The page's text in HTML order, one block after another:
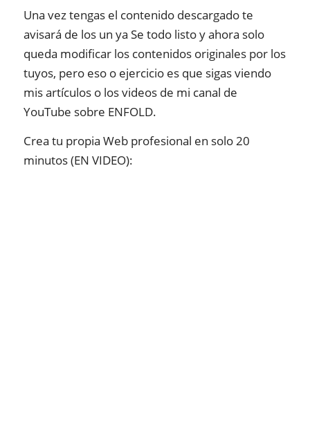
Una vez tengas el contenido descargado te
avisará de los un ya Se todo listo y ahora solo
queda modificar los contenidos originales por los
tuyos, pero eso o ejercicio es que sigas viendo
mis artículos o los videos de mi canal de
YouTube sobre ENFOLD.
Crea tu propia Web profesional en solo 20
minutos (EN VIDEO):